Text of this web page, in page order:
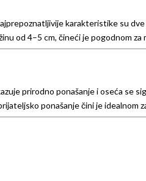
karakteristike su
od 4–5 cm, čineći je pogodnom za
prirodno ponašanje i oseća se
ponašanje čini je idealnom